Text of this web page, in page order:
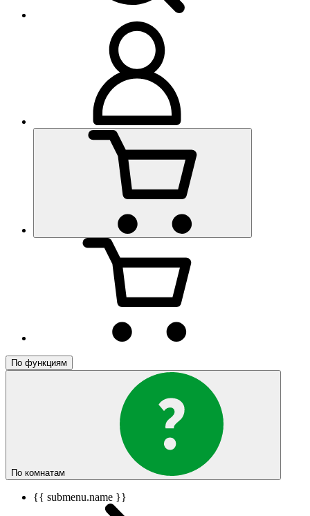
По функциям
По комнатам
{{ submenu.name }}